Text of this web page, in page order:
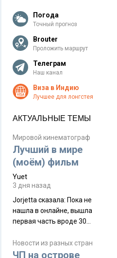
Погода
Точный прогноз
Brouter
Проложить маршрут
Телеграм
Наш канал
Виза в Индию
Лучшее для лонгстея
АКТУАЛЬНЫЕ ТЕМЫ
Мировой кинематограф
Лучший в мире
(моём) фильм
Yuet
3 дня назад
Jorjetta сказалa: Пока не
нашла в онлайне, вышла
первая часть вроде 30
Дивали 8 ноября.
Новости из разных стран
ЧП на острове